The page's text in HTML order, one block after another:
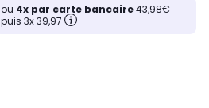
ou 4x par carte bancaire43,98€
puis 3x 39,97